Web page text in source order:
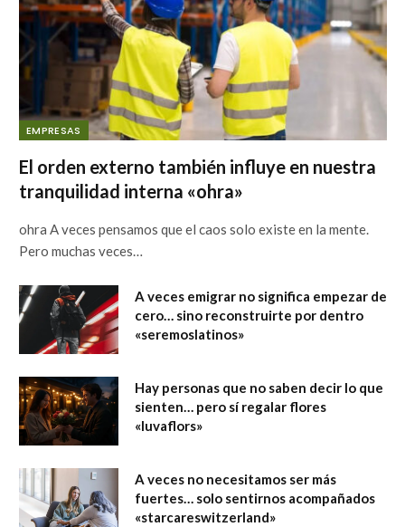
EMPRESAS
El orden externo también influye en nuestra
tranquilidad interna «ohra»
ohra A veces pensamos que el caos solo existe en la mente.
Pero muchas veces…
A veces emigrar no significa empezar de
cero… sino reconstruirte por dentro
«seremoslatinos»
Hay personas que no saben decir lo que
sienten… pero sí regalar flores
«luvaflors»
A veces no necesitamos ser más
fuertes… solo sentirnos acompañados
«starcareswitzerland»